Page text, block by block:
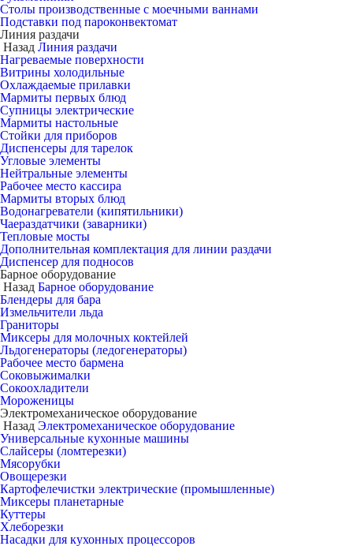
Столы производственные с моечными ваннами
Подставки под пароконвектомат
Линия раздачи
Назад Линия раздачи
Нагреваемые поверхности
Витрины холодильные
Охлаждаемые прилавки
Мармиты первых блюд
Супницы электрические
Мармиты настольные
Стойки для приборов
Диспенсеры для тарелок
Угловые элементы
Нейтральные элементы
Рабочее место кассира
Мармиты вторых блюд
Водонагреватели (кипятильники)
Чаераздатчики (заварники)
Тепловые мосты
Дополнительная комплектация для линии раздачи
Диспенсер для подносов
Барное оборудование
Назад Барное оборудование
Блендеры для бара
Измельчители льда
Граниторы
Миксеры для молочных коктейлей
Льдогенераторы (ледогенераторы)
Рабочее место бармена
Соковыжималки
Сокоохладители
Мороженицы
Электромеханическое оборудование
Назад Электромеханическое оборудование
Универсальные кухонные машины
Слайсеры (ломтерезки)
Мясорубки
Овощерезки
Картофелечистки электрические (промышленные)
Миксеры планетарные
Куттеры
Хлеборезки
Насадки для кухонных процессоров